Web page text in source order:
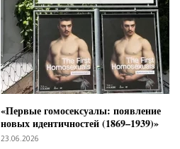
«Первые гомосексуалы: появление
новых идентичностей (1869–1939)»
23.06.2026